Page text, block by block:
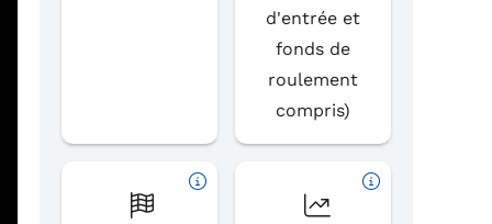
d'entrée et
fonds de
roulement
compris)